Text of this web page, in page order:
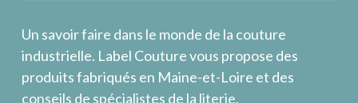
Un savoir faire dans le monde de la couture
industrielle. Label Couture vous propose des
produits fabriqués en Maine-et-Loire et des
conseils de spécialistes de la literie.